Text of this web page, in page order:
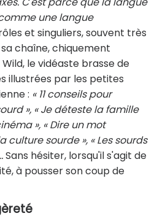
une langue
et singuliers, souvent très
chaîne, chiquement
le vidéaste brasse de
illustrées par les petites
: « 11 conseils pour
», « Je déteste la famille
», « Dire un mot
culture sourde », « Les sourds
Sans hésiter, lorsqu'il s'agit de
à pousser son coup de